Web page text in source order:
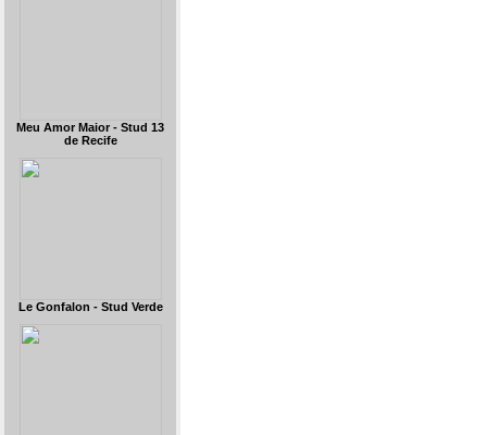
Meu Amor Maior - Stud 13
de Recife
Le Gonfalon - Stud Verde